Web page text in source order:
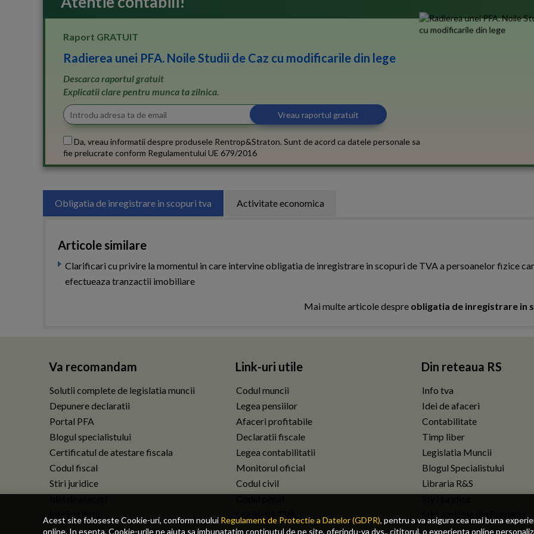
Acest site foloseste Cookie-uri, conform noului Regulament de Protectie a Datelor (GDPR), pentru a va asigura cea mai buna
online. In esenta, Cookie-urile ne ajuta sa imbunatatim continutul de pe site, oferindu-va dvs., cititorul, o experienta online
Raport GRATUIT
Radierea unei PFA. Noile Studii de Caz cu modificarile din lege
Descarca raportul gratuit
Explicatii clare pentru munca ta zilnica.
Da, vreau informatii despre produsele Rentrop&Straton. Sunt de acord ca datele personale sa
fie prelucrate conform Regulamentului UE 679/2016
Obligatia de inregistrare in scopuri tva Activitate economica
Articole similare
Clarificari cu privire la momentul in care intervine obligatia de inregistrare in scopuri de TVA a persoanelor fizice
efectueaza tranzactii imobiliare
Mai multe articole despre obligatia de inregistrare in
Va recomandam
Solutii complete de legislatia muncii
Depunere declaratii
Portal PFA
Blogul specialistului
Certificatul de atestare fiscala
Codul fiscal
Stiri juridice
Link-uri utile
Codul muncii
Legea pensiilor
Afaceri profitabile
Declaratii fiscale
Legea contabilitatii
Monitorul oficial
Codul civil
Din reteaua RS
Info tva
Idei de afaceri
Contabilitate
Timp liber
Legislatia Muncii
Blogul Specialistului
Libraria R&S